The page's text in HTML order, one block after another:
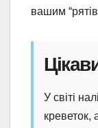
вашим
У світі
креветок,